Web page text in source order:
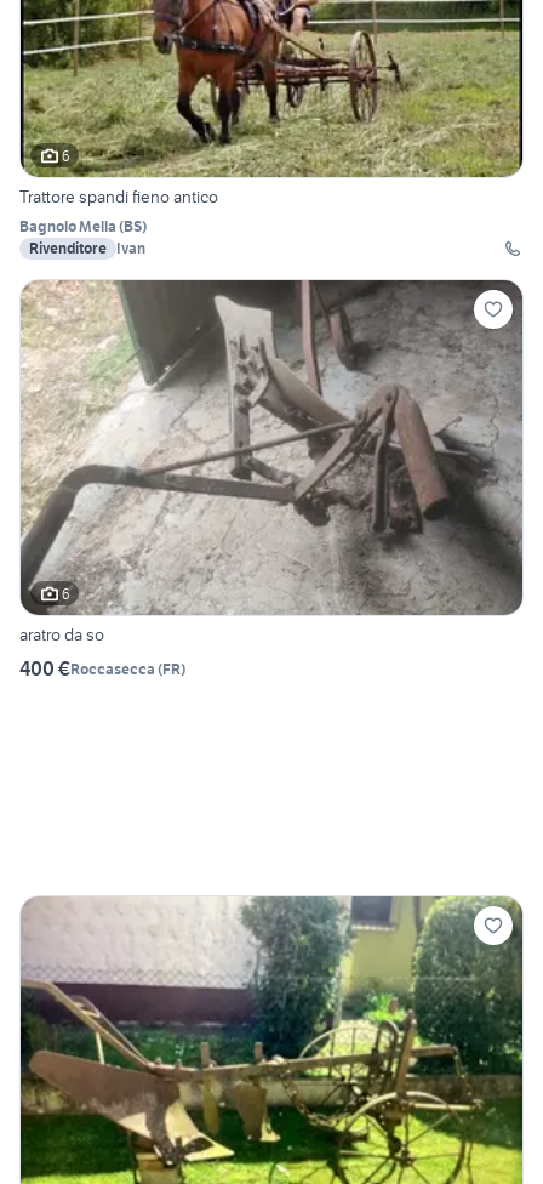
6
Trattore spandi fieno antico
Bagnolo Mella (BS)
Rivenditore Ivan
6
aratro da so
400 €Roccasecca (FR)